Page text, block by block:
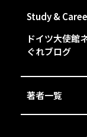
Study &
ドイツ大使館
ぐれブログ
著者一覧